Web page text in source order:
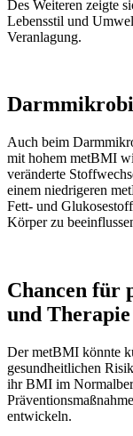
Des Weiteren zeigte
Lebensstil und
Veranlagung.
Auch beim
mit hohem metBMI
veränderte
einem niedrigeren
Fett- und
Körper zu
Chancen für
und Therapie
Der metBMI könnte
gesundheitlichen
ihr BMI im
entwickeln.